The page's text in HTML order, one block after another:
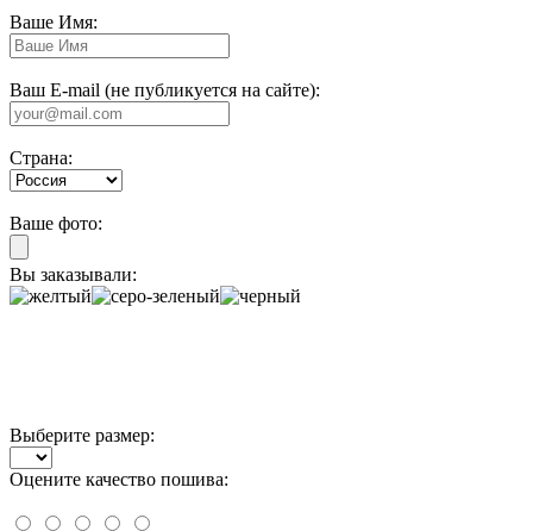
Ваше Имя:
Ваш E-mail (не публикуется на сайте):
Страна:
Ваше фото:
Вы заказывали:
Выберите размер:
Оцените качество пошива: